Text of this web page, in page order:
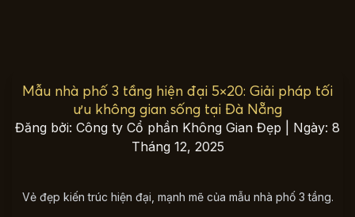
Mẫu nhà phố 3 tầng hiện đại 5×20: Giải pháp tối
ưu không gian sống tại Đà Nẵng
Đăng bởi: Công ty Cổ phần Không Gian Đẹp | Ngày: 8
Tháng 12, 2025
Vẻ đẹp kiến trúc hiện đại, mạnh mẽ của mẫu nhà phố 3 tầng.